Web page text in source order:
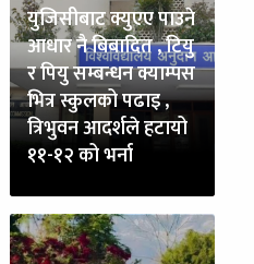
युजिसीबाट क्युएए पाउने
आधार नै बिबादित , टियु
र पियु सम्बन्धन क्याम्पस
भित्र स्कुलको पढाइ ,
त्रिभुवन आदर्शले हटायो
११-१२ को भर्ना